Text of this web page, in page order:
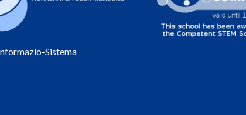
Sistema